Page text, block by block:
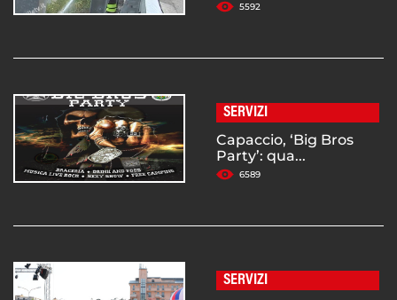
5592
SERVIZI
Capaccio, ‘Big Bros
Party’: qua...
6589
SERVIZI